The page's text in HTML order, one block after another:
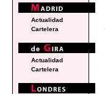
Actualidad
Cartelera
Actualidad
Cartelera